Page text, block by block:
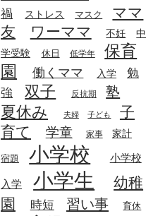
禍
ストレス マスク
ママ
友
ワーママ 不妊
中
学受験
休日 低学年
保育
園
働くママ 入学
勉
強
双子 反抗期 塾
夏休み 夫婦 子ども
子
育て
学童 家事 家計
宿題 小学校 小学校
入学 小学生
幼稚
園
時短 習い事
育休